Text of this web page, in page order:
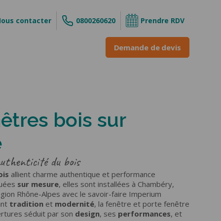
contacter 0800260620 Prendre RDV
&
Demande de devis
bois sur
du bois
allient charme authentique et performance
sur mesure, elles sont installées à Chambéry,
Rhône-Alpes avec le savoir-faire Imperium
tradition et modernité, la fenêtre et porte fenêtre
séduit par son design, ses performances, et